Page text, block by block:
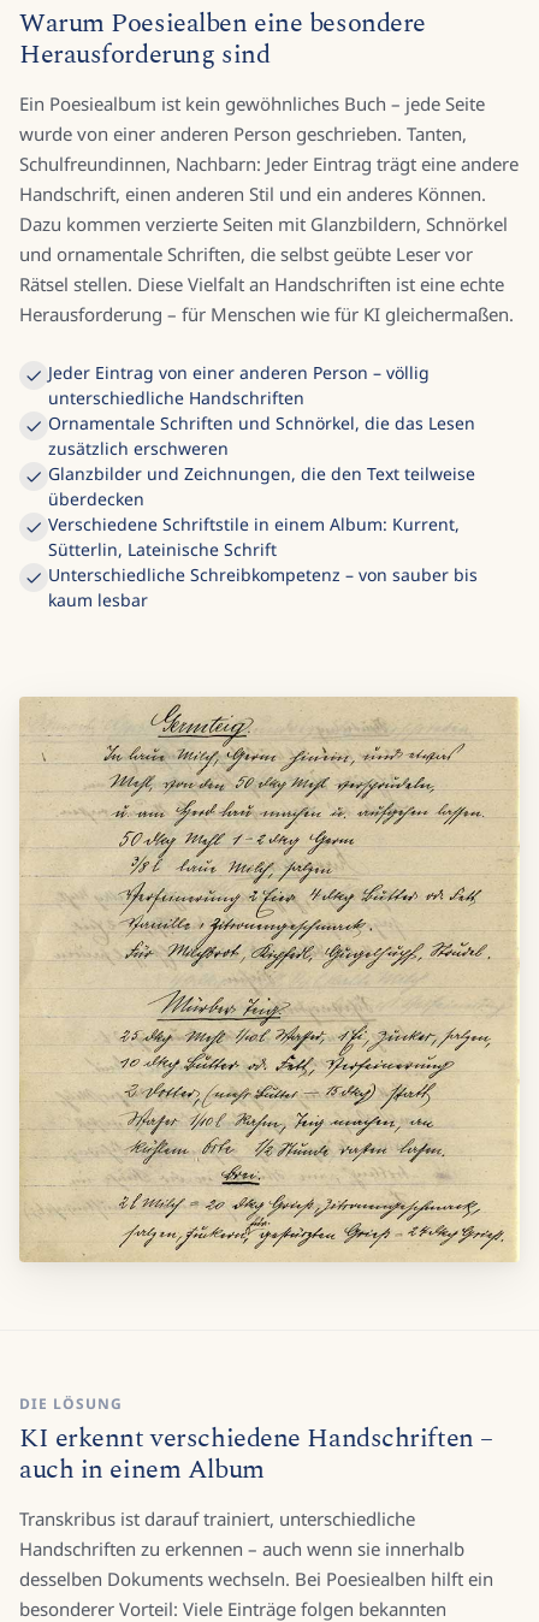
Warum Poesiealben eine besondere
Herausforderung sind
Ein Poesiealbum ist kein gewöhnliches Buch – jede Seite
wurde von einer anderen Person geschrieben. Tanten,
Schulfreundinnen, Nachbarn: Jeder Eintrag trägt eine andere
Handschrift, einen anderen Stil und ein anderes Können.
Dazu kommen verzierte Seiten mit Glanzbildern, Schnörkel
und ornamentale Schriften, die selbst geübte Leser vor
Rätsel stellen. Diese Vielfalt an Handschriften ist eine echte
Herausforderung – für Menschen wie für KI gleichermaßen.
Jeder Eintrag von einer anderen Person – völlig
unterschiedliche Handschriften
Ornamentale Schriften und Schnörkel, die das Lesen
zusätzlich erschweren
Glanzbilder und Zeichnungen, die den Text teilweise
überdecken
Verschiedene Schriftstile in einem Album: Kurrent,
Sütterlin, Lateinische Schrift
Unterschiedliche Schreibkompetenz – von sauber bis
kaum lesbar
DIE LÖSUNG
KI erkennt verschiedene Handschriften –
auch in einem Album
Transkribus ist darauf trainiert, unterschiedliche
Handschriften zu erkennen – auch wenn sie innerhalb
desselben Dokuments wechseln. Bei Poesiealben hilft ein
besonderer Vorteil: Viele Einträge folgen bekannten